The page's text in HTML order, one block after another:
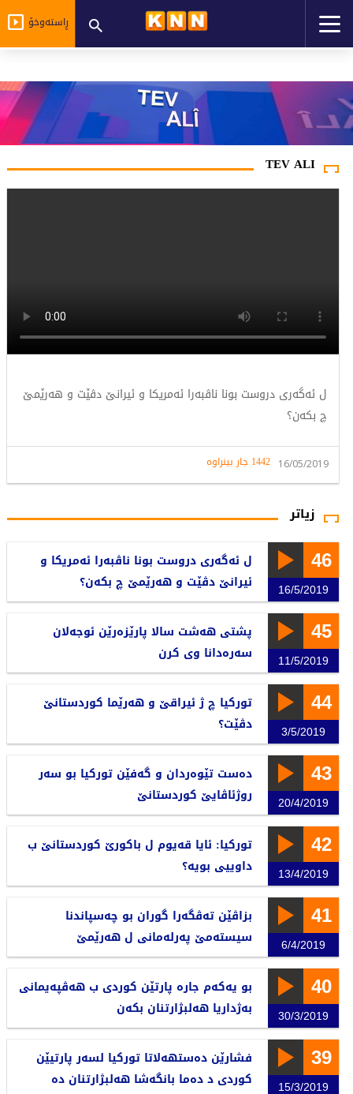
ڕاستەوخۆ
TEV ALI
ل ئەگەری دروست بونا ناڤبەرا ئەمریكا و ئیرانێ‌ دڤێت و هەرێمێ‌
چ بكەن؟
16/05/2019 1442 جار بینراوە
زیاتر
46
16/5/2019
ل ئەگەری دروست بونا ناڤبەرا ئەمریكا و
ئیرانێ‌ دڤێت و هەرێمێ‌ چ بكەن؟
45
11/5/2019
پشتی هەشت سالا پارێزەرێن ئوجەلان
سەرەدانا وی كرن
44
3/5/2019
تورکیا چ ژ ئیراقێ و هەرێما کوردستانێ
دڤێت؟
43
20/4/2019
دەست تێوەردان و گەفێن توركیا بو سەر
روژئاڤایێ‌ كوردستانێ‌
42
13/4/2019
توركیا: ئایا قەیوم ل باكورێ‌ كوردستانێ‌ ب
داوییی بویە؟
41
6/4/2019
بزاڤێن تەڤگەرا گوران بو چەسپاندنا
سیستەمێ پەرلەمانی ل هەرێمێ
40
30/3/2019
بو یەکەم جارە پارتێن کوردی ب هەڤپەیمانی
بەژداریا هەلبژارتنان بکەن
39
15/3/2019
فشارێن دەستهەلاتا تورکیا لسەر پارتیێن
کوردی د دەما بانگەشا هەلبژارتنان دە